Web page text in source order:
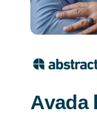
Avada